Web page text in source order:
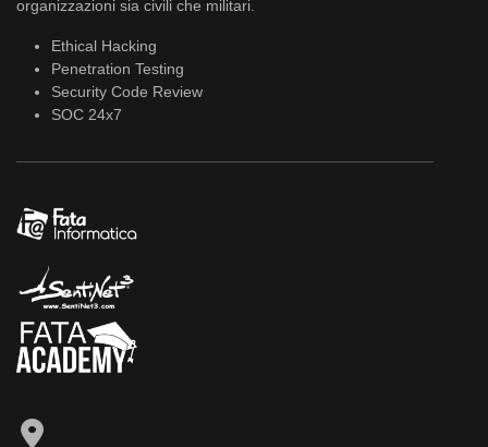
organizzazioni sia civili che militari.
Ethical Hacking
Penetration Testing
Security Code Review
SOC 24x7